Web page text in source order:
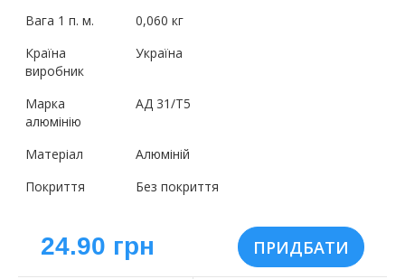
Вага 1 п. м.
0,060 кг
Країна
виробник
Україна
Марка
алюмінію
АД 31/Т5
Матеріал
Алюміній
Покриття
Без покриття
24.90 грн